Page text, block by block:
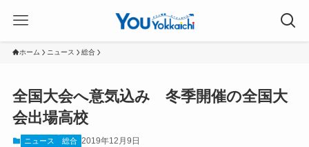
ホーム ニュース 総合
全国大会へ意気込み 冬季開催の全国大
会出場高校
ニュース 総合 2019年12月9日